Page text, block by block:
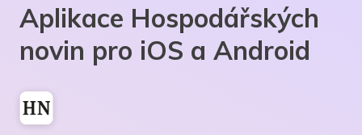
Aplikace Hospodářských
novin pro iOS a Android